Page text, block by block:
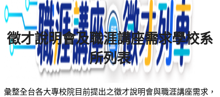
徵才說明會及職涯講座需求學校系
所列表
彙整全台各大專校院目前提出之徵才說明會與職涯講座需求，